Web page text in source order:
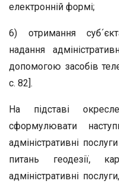
електронній формі;
6) отримання
надання
допомогою засобів
с. 82].
На підставі
сформулювати
адміністративні
питань геодезії,
адміністративні